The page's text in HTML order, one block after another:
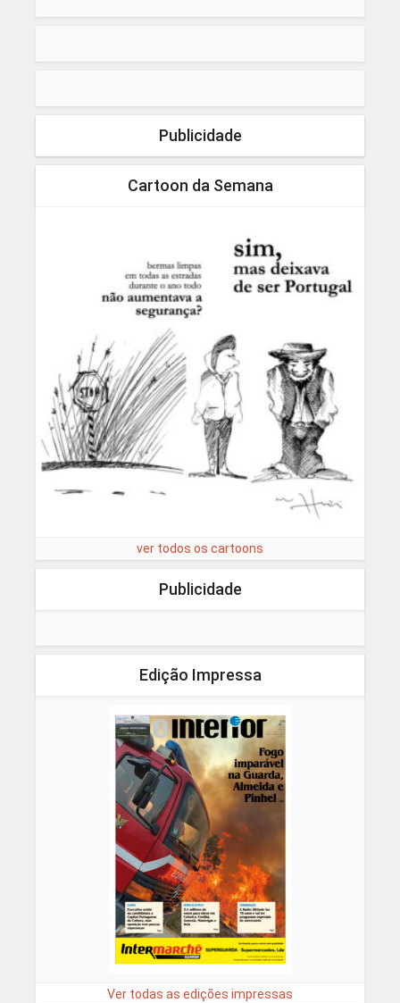
Publicidade
Cartoon da Semana
ver todos os cartoons
Publicidade
Edição Impressa
Ver todas as edições impressas